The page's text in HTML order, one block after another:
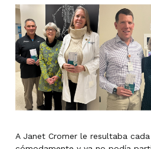
A Janet Cromer le resultaba